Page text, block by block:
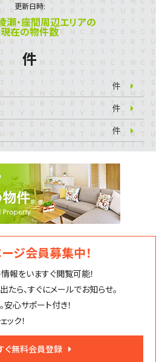
更新日時:
瀬・座間周辺エリアの
現在の物件数
件
件
件
件
ジ会員募集中！
報をいますぐ閲覧可能！
たら、すぐにメールでお知らせ。
安心サポート付き！
ク！
ぐ無料会員登録